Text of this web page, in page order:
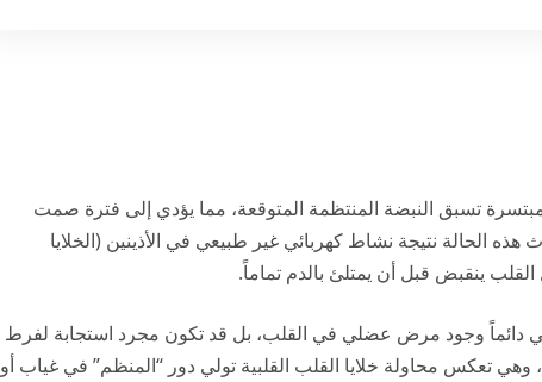
مبتسرة تسبق النبضة المنتظمة المتوقعة، مما يؤدي إلى فترة صمت
الحالة نتيجة نشاط كهربائي غير طبيعي في الأذينين (الخلايا
القلب ينقبض قبل أن يمتلئ بالدم تماماً.
دائماً وجود مرض عضلي في القلب، بل قد تكون مجرد استجابة لفرط
وهي تعكس محاولة خلايا القلب القلبية تولي دور “المنظم” في غياب أو